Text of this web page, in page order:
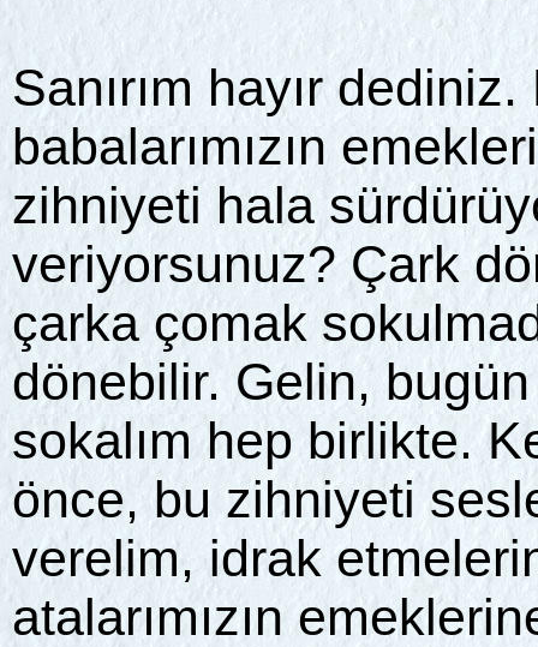
Sanırım hayır
babalarımızın
zihniyeti hala
veriyorsunuz? Çark
çarka çomak
dönebilir. Gelin,
sokalım hep birlikte.
önce, bu zihniyeti
verelim, idrak
atalarımızın